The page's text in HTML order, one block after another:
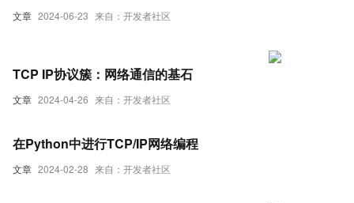
文章 2024-06-23 来自：开发者社区
文章 2024-04-26 来自：开发者社区
TCP IP协议簇：网络通信的基石
文章 2024-02-28 来自：开发者社区
在Python中进行TCP/IP网络编程